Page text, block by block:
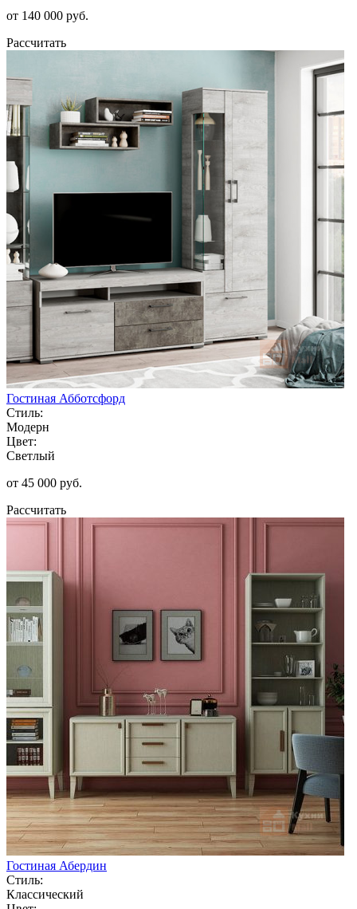
от 140 000 руб.
Рассчитать
Гостиная Абботсфорд
Стиль:
Модерн
Цвет:
Светлый
от 45 000 руб.
Рассчитать
Гостиная Абердин
Стиль:
Классический